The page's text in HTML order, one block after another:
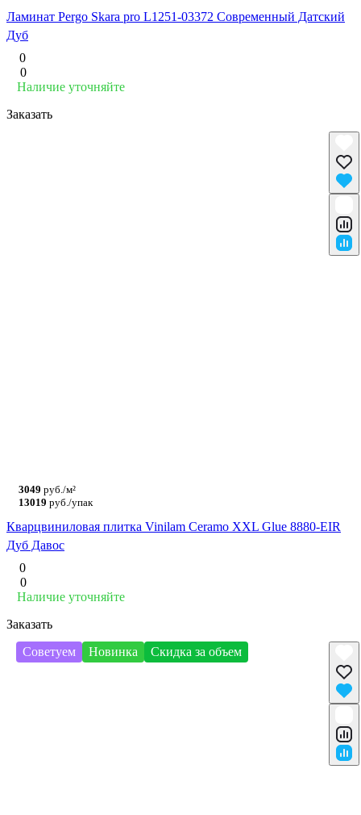
Ламинат Pergo Skara pro L1251-03372 Современный Датский
Дуб
0
0
Наличие уточняйте
Заказать
3049 руб./м²
13019 руб./упак
Кварцвиниловая плитка Vinilam Ceramo XXL Glue 8880-EIR
Дуб Давос
0
0
Наличие уточняйте
Заказать
Советуем
Новинка Скидка за объем